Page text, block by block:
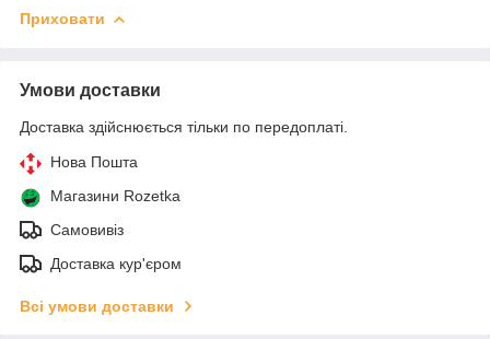
Приховати
Умови доставки
Доставка здійснюється тільки по передоплаті.
Нова Пошта
Магазини Rozetka
Самовивіз
Доставка кур'єром
Всі умови доставки